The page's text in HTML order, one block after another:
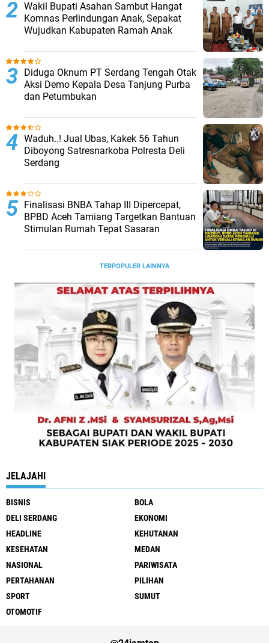
Wakil Bupati Asahan Sambut Hangat
Komnas Perlindungan Anak, Sepakat
Wujudkan Kabupaten Ramah Anak
Diduga Oknum PT Serdang Tengah Otak
Aksi Demo Kepala Desa Tanjung Purba
dan Petumbukan
Waduh..! Jual Ubas, Kakek 56 Tahun
Diboyong Satresnarkoba Polresta Deli
Serdang
Finalisasi BNBA Tahap III Dipercepat,
BPBD Aceh Tamiang Targetkan Bantuan
Stimulan Rumah Tepat Sasaran
TERPOPULER LAINNYA
JELAJAHI
BISNIS
BOLA
DELI SERDANG
EKONOMI
HEADLINE
KEHUTANAN
KESEHATAN
MEDAN
NASIONAL
PARIWISATA
PERTAHANAN
PILIHAN
SPORT
SUMUT
OTOMOTIF